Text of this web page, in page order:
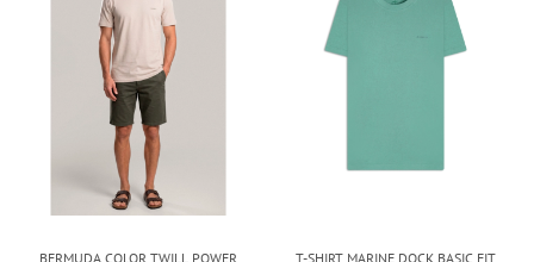
BERMUDA COLOR TWILL POWER
T-SHIRT MARINE DOCK BASIC FIT